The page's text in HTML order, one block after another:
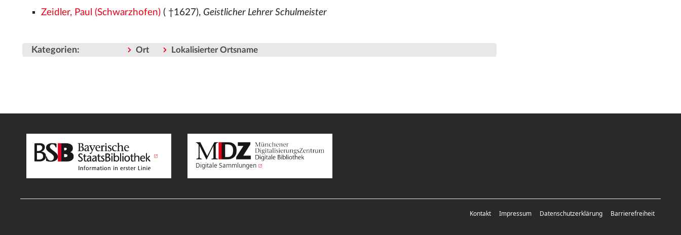
Zeidler, Paul (Schwarzhofen) ( †1627), Geistlicher Lehrer Schulmeister
Kategorien: Ort Lokalisierter Ortsname
Digitale Sammlungen
Kontakt Impressum Datenschutzerklärung Barrierefreiheit